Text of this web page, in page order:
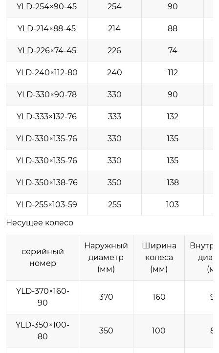
YLD-254×90-45 254 90
YLD-214×88-45 214 88
YLD-226×74-45 226 74
YLD-240×112-80 240 112
YLD-330×90-78 330 90
YLD-333×132-76 333 132
YLD-330×135-76 330 135
YLD-330×135-76 330 135
YLD-350×138-76 350 138
YLD-255×103-59 255
103
Несущее колесо
серийный
номер
Наружный
диаметр
(мм)
Ширина
колеса
(мм)
YLD-370×160-
90
370 160
YLD-350×100-
80
350 100